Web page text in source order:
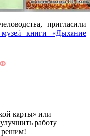
пригласили
книги «Дыхание
карты» или
работу